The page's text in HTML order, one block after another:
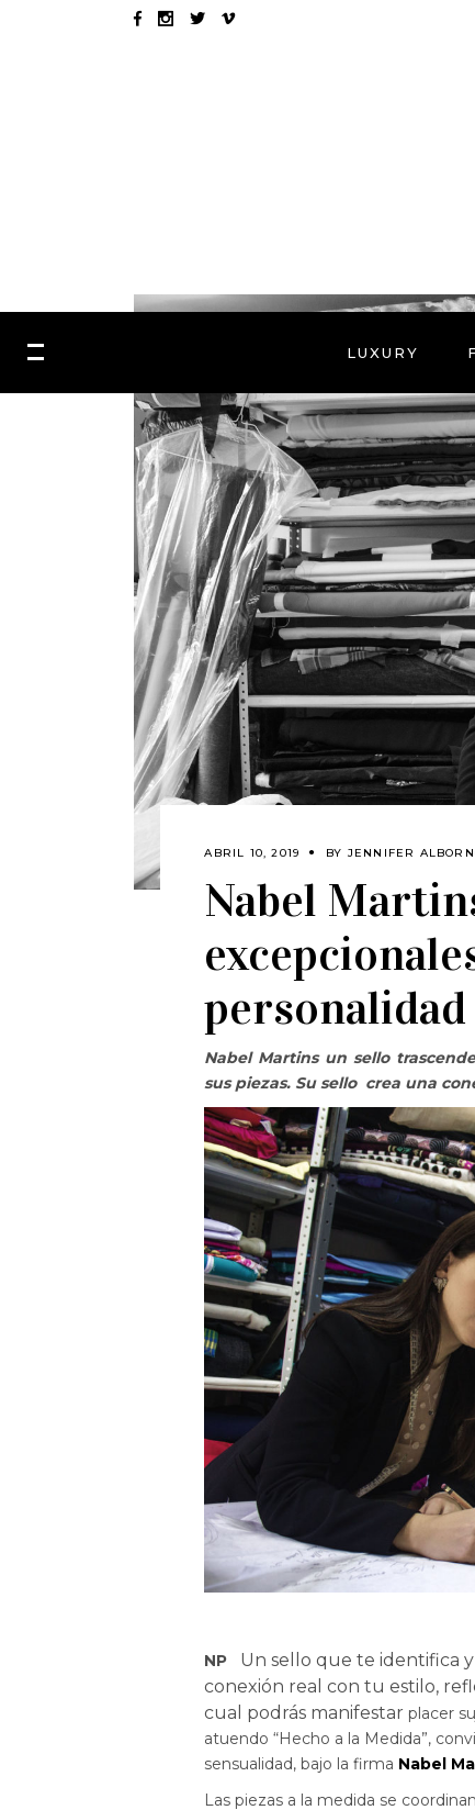
LUXURY
ABRIL 10, 2019 BY JENNIFER
Nabel
personalidad
Nabel Martins un sello
sus piezas. Su sello crea una
NP Un sello que te identifica
conexión real con tu estilo,
cual podrás manifestarplacer
atuendo “Hecho a la Medida”,
sensualidad, bajo la firma Nabel
Las piezas a la medida se